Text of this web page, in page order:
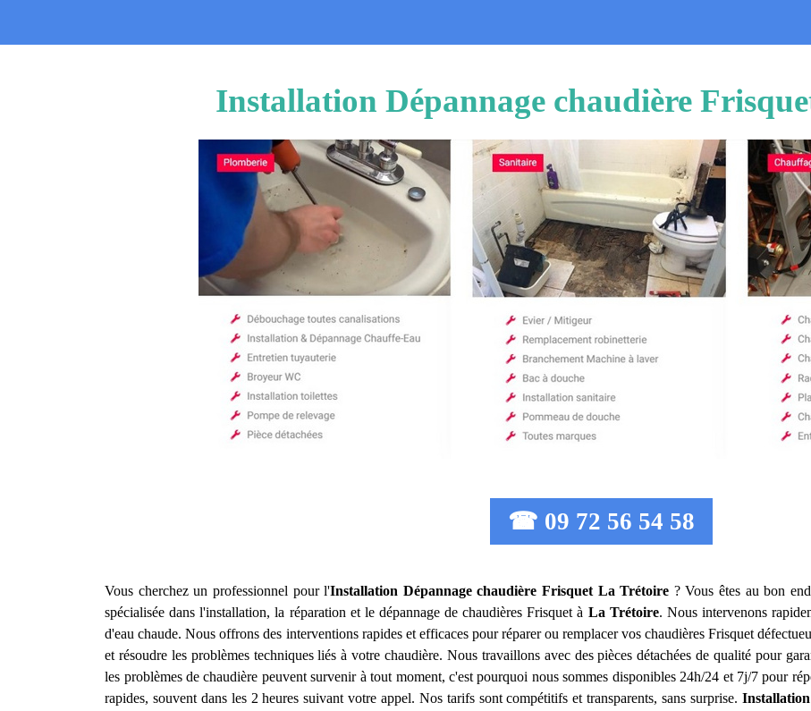
Installation Dépannage chaudière
☎ 09 72 56 54 58
Vous cherchez un professionnel pour l'Installation Dépannage chaudière Frisquet La Trétoire ? Vous êtes au bon
spécialisée dans l'installation, la réparation et le dépannage de chaudières Frisquet à La Trétoire. Nous intervenons
d'eau chaude. Nous offrons des interventions rapides et efficaces pour réparer ou remplacer vos chaudières Frisquet
et résoudre les problèmes techniques liés à votre chaudière. Nous travaillons avec des pièces détachées de qualité pour
les problèmes de chaudière peuvent survenir à tout moment, c'est pourquoi nous sommes disponibles 24h/24 et 7j/7 pour
rapides, souvent dans les 2 heures suivant votre appel. Nos tarifs sont compétitifs et transparents, sans surprise.